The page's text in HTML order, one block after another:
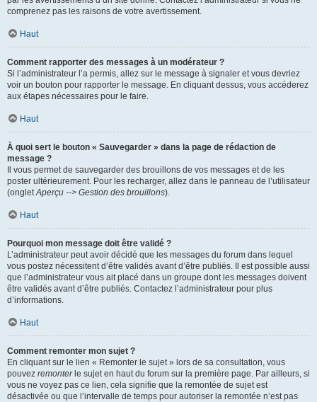
comprenez pas les raisons de votre avertissement.
Haut
Comment rapporter des messages à un modérateur ?
Si l’administrateur l’a permis, allez sur le message à signaler et vous devriez
voir un bouton pour rapporter le message. En cliquant dessus, vous accéderez
aux étapes nécessaires pour le faire.
Haut
À quoi sert le bouton « Sauvegarder » dans la page de rédaction de
message ?
Il vous permet de sauvegarder des brouillons de vos messages et de les
poster ultérieurement. Pour les recharger, allez dans le panneau de l’utilisateur
(ongletAperçu --> Gestion des brouillons).
Haut
Pourquoi mon message doit être validé ?
L’administrateur peut avoir décidé que les messages du forum dans lequel
vous postez nécessitent d’être validés avant d’être publiés. Il est possible aussi
que l’administrateur vous ait placé dans un groupe dont les messages doivent
être validés avant d’être publiés. Contactez l’administrateur pour plus
d’informations.
Haut
Comment remonter mon sujet ?
En cliquant sur le lien « Remonter le sujet » lors de sa consultation, vous
pouvez remonterle sujet en haut du forum sur la première page. Par ailleurs, si
vous ne voyez pas ce lien, cela signifie que la remontée de sujet est
désactivée ou que l’intervalle de temps pour autoriser la remontée n’est pas